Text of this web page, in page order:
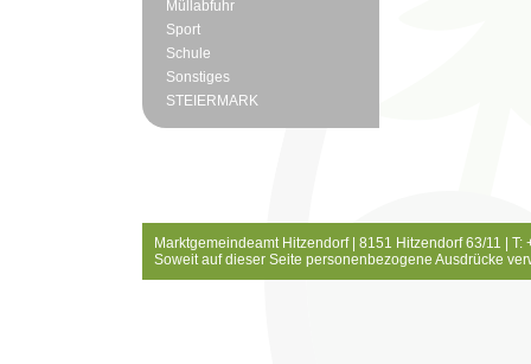
Müllabfuhr
Sport
Schule
Sonstiges
STEIERMARK
Marktgemeindeamt Hitzendorf | 8151 Hitzendorf 63/11 |
Soweit auf dieser Seite personenbezogene Ausdrücke